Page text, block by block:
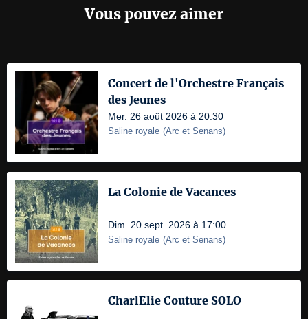
Vous pouvez aimer
Concert de l'Orchestre Français
des Jeunes
Mer. 26 août 2026 à 20:30
Saline royale (Arc et Senans)
La Colonie de Vacances
Dim. 20 sept. 2026 à 17:00
Saline royale (Arc et Senans)
CharlElie Couture SOLO